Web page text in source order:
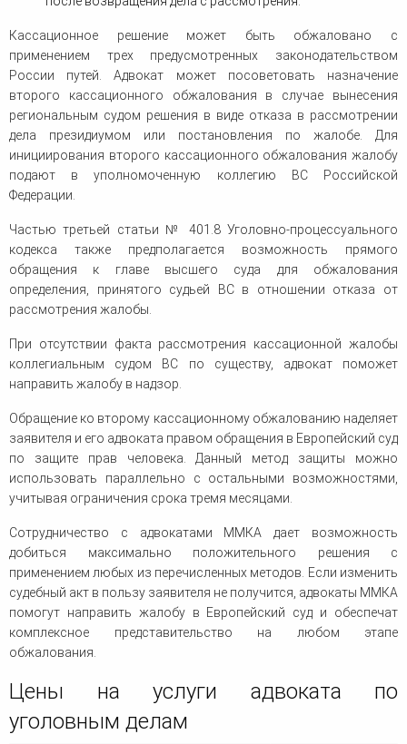
Кассационное решение может быть обжаловано с
применением трех предусмотренных законодательством
России путей. Адвокат может посоветовать назначение
второго кассационного обжалования в случае вынесения
региональным судом решения в виде отказа в рассмотрении
дела президиумом или постановления по жалобе. Для
инициирования второго кассационного обжалования жалобу
подают в уполномоченную коллегию ВС Российской
Федерации.
Частью третьей статьи № 401.8 Уголовно-процессуального
кодекса также предполагается возможность прямого
обращения к главе высшего суда для обжалования
определения, принятого судьей ВС в отношении отказа от
рассмотрения жалобы.
При отсутствии факта рассмотрения кассационной жалобы
коллегиальным судом ВС по существу, адвокат поможет
направить жалобу в надзор.
Обращение ко второму кассационному обжалованию наделяет
заявителя и его адвоката правом обращения в Европейский суд
по защите прав человека. Данный метод защиты можно
использовать параллельно с остальными возможностями,
учитывая ограничения срока тремя месяцами.
Сотрудничество с адвокатами ММКА дает возможность
добиться максимально положительного решения с
применением любых из перечисленных методов. Если изменить
судебный акт в пользу заявителя не получится, адвокаты ММКА
помогут направить жалобу в Европейский суд и обеспечат
комплексное представительство на любом этапе
обжалования.
Цены на услуги адвоката по
уголовным делам